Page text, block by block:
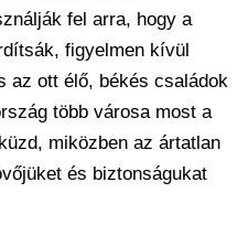
fel arra, hogy a
figyelmen kívül
az ott élő, békés családok
több városa most a
miközben az ártatlan
és biztonságukat